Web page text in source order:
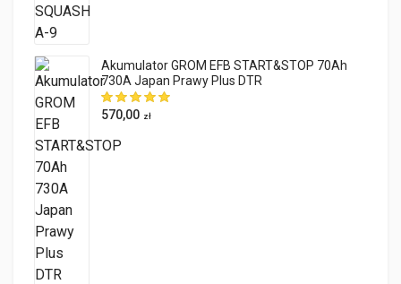
Akumulator GROM EFB START&STOP 70Ah
730A Japan Prawy Plus DTR
570,00 zł